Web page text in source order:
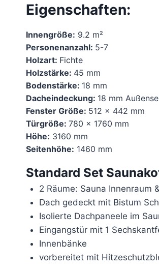
Eigenschaften:
Innengröße: 9.2 m²
Personenanzahl: 5-7
Holzart: Fichte
Holzstärke: 45 mm
Bodenstärke: 18 mm
Dacheindeckung: 18 mm
Fenster Größe: 512 x 442 mm
Türgröße: 780 x 1760 mm
Höhe: 3160 mm
Seitenhöhe: 1460 mm
Standard Set
2 Räume: Sauna Innenraum
Dach gedeckt mit Bistum
Isolierte Dachpaneele im
Eingangstür mit 1
Innenbänke
vorbereitet mit